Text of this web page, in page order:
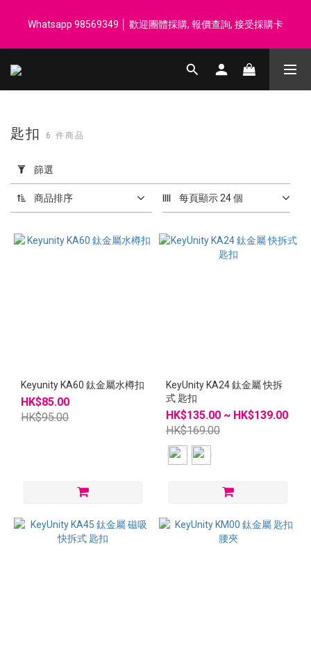
汗毛巾 韓國制 送完即止
Whatsapp 98569349 │ 歡迎團體採購, 報價查詢, 接受採購卡
登記會員享每$50回贈$1 │ 滿HK$899 送 N-rit Campack Towel 吸
用
篩
選
(0/20)
價格
匙扣 6 件商品
篩選
商品排序 每頁顯示 24 個
Keyunity KA60 鈦金屬水樽扣
HK$85.00
HK$95.00
KeyUnity KA24 鈦金屬 快拆
式 匙扣
HK$135.00 ~ HK$139.00
HK$169.00